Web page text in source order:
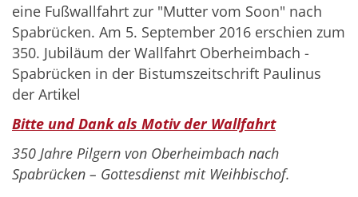
eine Fußwallfahrt zur "Mutter vom Soon" nach
Spabrücken. Am 5. September 2016 erschien zum
350. Jubiläum der Wallfahrt Oberheimbach -
Spabrücken in der Bistumszeitschrift Paulinus
der Artikel
Bitte und Dank als Motiv der Wallfahrt
350 Jahre Pilgern von Oberheimbach nach
Spabrücken – Gottesdienst mit Weihbischof.